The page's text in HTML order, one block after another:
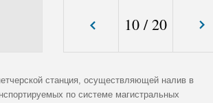
10/20
станция, осуществляющей налив в
по системе магистральных